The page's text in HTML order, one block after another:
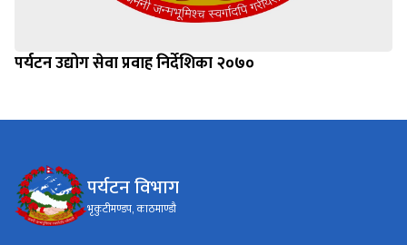
पर्यटन उद्योग सेवा प्रवाह निर्देशिका २०७०
पर्यटन विभाग
भृकुटीमण्डप, काठमाण्डौ